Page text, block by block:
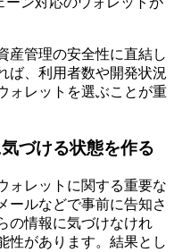
産管理の安全性に直結し
ば、利用者数や開発状況
ォレットを選ぶことが重
づける状態を作る
ォレットに関する重要な
ールなどで事前に告知さ
の情報に気づけなけれ
性があります。結果とし